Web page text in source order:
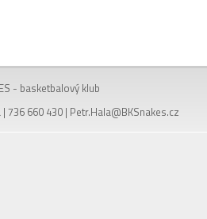
- basketbalový klub
736 660 430 | Petr.Hala@BKSnakes.cz